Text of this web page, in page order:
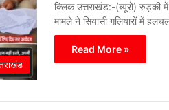
क्लिक उत्तराखंड:-(ब्यूरो)
मामले ने सियासी गलियारों में
Read More »